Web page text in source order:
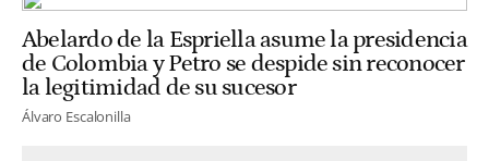
Abelardo de la Espriella asume la presidencia
de Colombia y Petro se despide sin reconocer
la legitimidad de su sucesor
Álvaro Escalonilla